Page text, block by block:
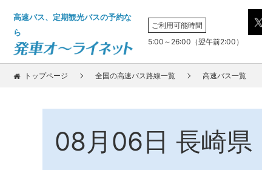
高速バス、定期観光バスの予約な
ら
ご利用可能時間
5:00～26:00（翌午前2:00）
トップページ 全国の高速バス路線一覧 高速バス一覧
08月06日 長崎県